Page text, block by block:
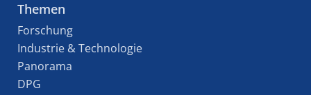
Themen
Forschung
Industrie & Technologie
Panorama
DPG